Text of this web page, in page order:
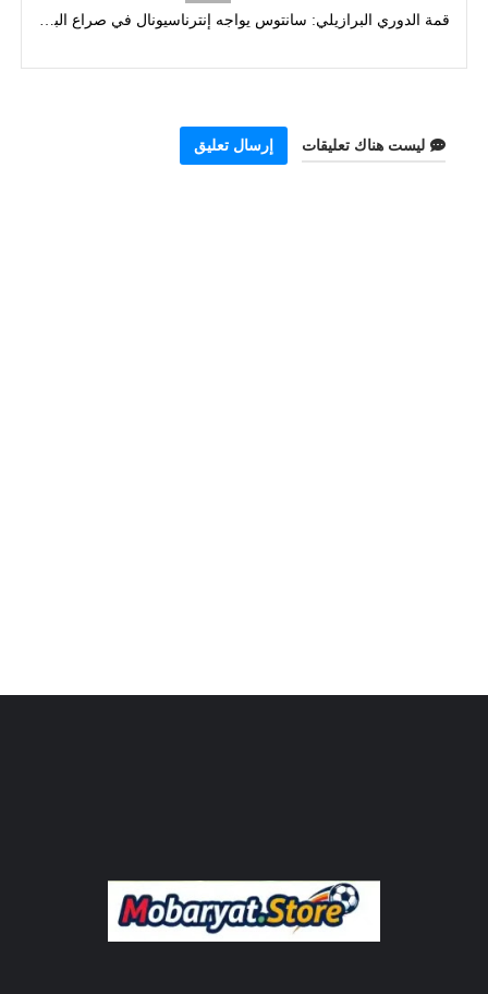
قمة الدوري البرازيلي: سانتوس يواجه إنترناسيونال في صراع البقاء والتقدم
ليست هناك تعليقات إرسال تعليق